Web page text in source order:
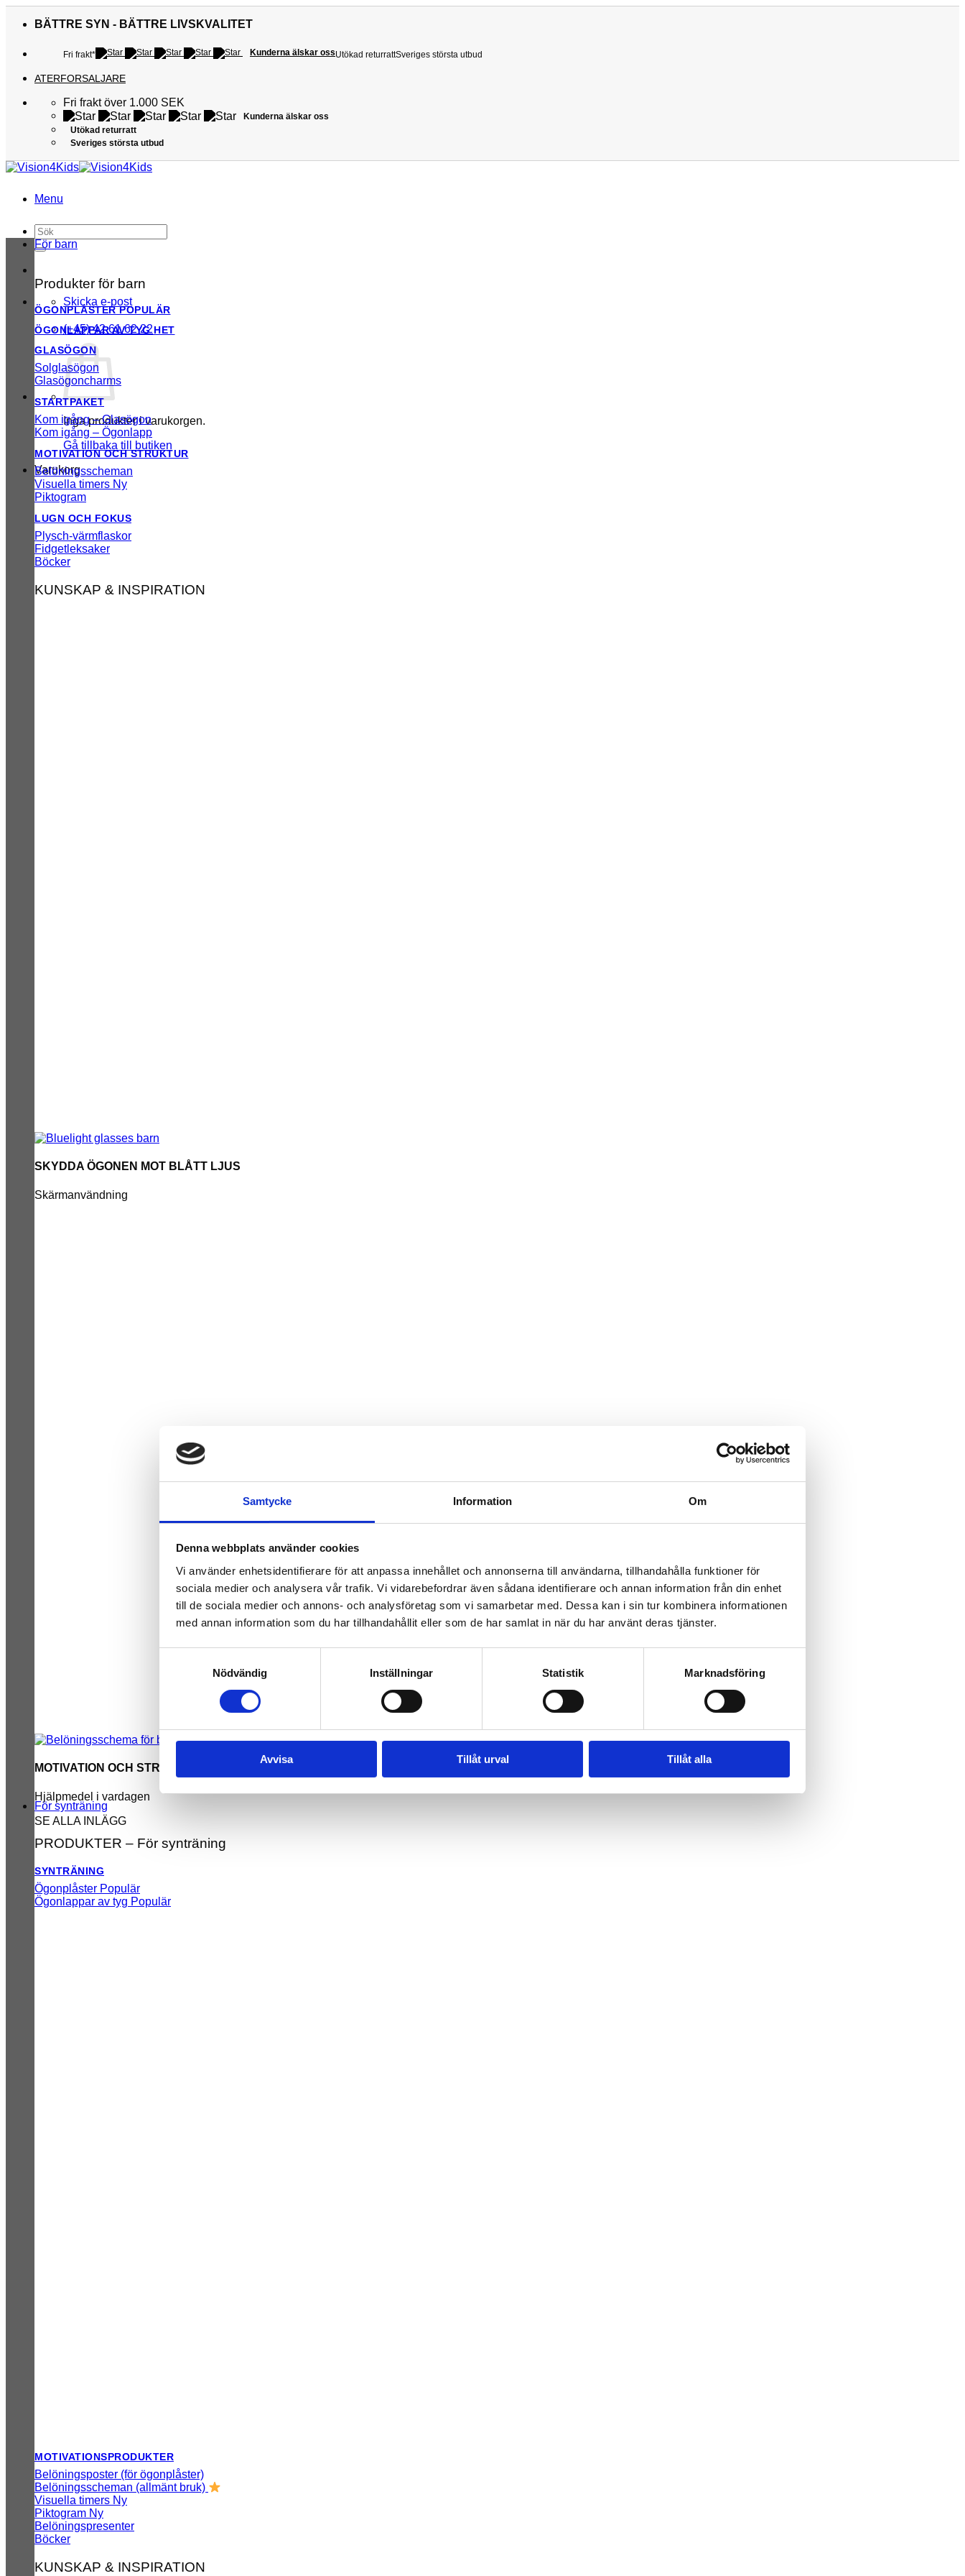
Samtycke Information Om
Denna webbplats använder cookies
Vi använder enhetsidentifierare för att anpassa innehållet och annonserna till användarna, tillhandahålla funktioner för
sociala medier och analysera vår trafik. Vi vidarebefordrar även sådana identifierare och annan information från din enhet
till de sociala medier och annons- och analysföretag som vi samarbetar med. Dessa kan i sin tur kombinera informationen
med annan information som du har tillhandahållit eller som de har samlat in när du har använt deras tjänster.
Nödvändig
Inställningar Statistik Marknadsföring
Avvisa Tillåt urval Tillåt alla
BÄTTRE SYN - BÄTTRE LIVSKVALITET
Fri frakt* Kunderna älskar ossUtökad returrattSveriges största utbud
ATERFORSALJARE
Fri frakt över 1.000 SEK
Kunderna älskar oss
Utökad returratt
Sveriges största utbud
Menu
Sök
efter:
Skicka e-post
(+45) 42 61 62 22
Inga produkter i varukorgen.
Gå tillbaka till butiken
Varukorg
För barn
Produkter för barn
ÖGONPLÅSTER
ÖGONLAPPAR AV TYG
GLASÖGON
Solglasögon
Glasögoncharms
STARTPAKET
Kom igång – Glasögon
Kom igång – Ögonlapp
MOTIVATION OCH STRUKTUR
Belöningsscheman
Visuella timers
Piktogram
LUGN OCH FOKUS
Plysch-värmflaskor
Fidgetleksaker
Böcker
KUNSKAP & INSPIRATION
SKYDDA ÖGONEN MOT BLÅTT LJUS
Skärmanvändning
MOTIVATION OCH STRUKTUR
Hjälpmedel i vardagen
SE ALLA INLÄGG
För synträning
PRODUKTER – För synträning
SYNTRÄNING
Ögonplåster
Ögonlappar av tyg
MOTIVATIONSPRODUKTER
Belöningsposter (för ögonplåster)
Belöningsscheman (allmänt bruk)
Visuella timers
Piktogram
Belöningspresenter
Böcker
KUNSKAP & INSPIRATION